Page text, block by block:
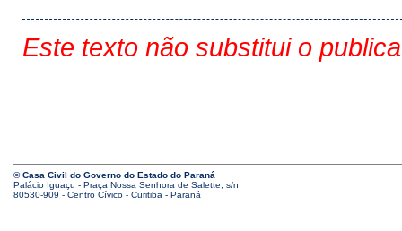
Este texto não substitui o
© Casa Civil do Governo do Estado do Paraná
Palácio Iguaçu - Praça Nossa Senhora de Salette, s/n
80530-909 - Centro Cívico - Curitiba - Paraná